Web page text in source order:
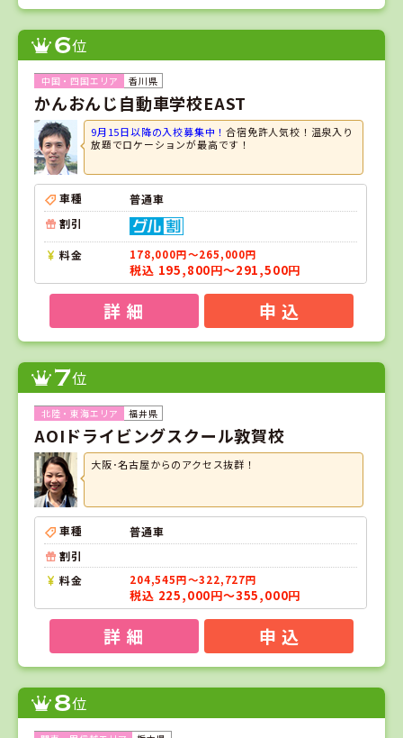
6位
香川県
かんおんじ自動車学校EAST
9月15日以降の入校募集中！合宿免許人気校！温泉入り
放題でロケーションが最高です！
車種
普通車
割引
料金 178,000円～265,000円
税込 195,800円～291,500円
詳 細 申 込
7位
福井県
AOIドライビングスクール敦賀校
大阪･名古屋からのアクセス抜群！
車種
普通車
割引
料金
204,545円～322,727円
税込 225,000円～355,000円
詳 細 申 込
8位